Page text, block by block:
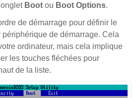
Boot ou Boot Options.
de démarrage pour définir le
de démarrage. Cela
ordinateur, mais cela implique
les touches fléchées pour
de la liste.